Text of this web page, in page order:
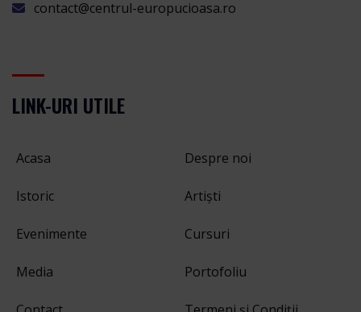
contact@centrul-europucioasa.ro
LINK-URI UTILE
Acasa Despre noi
Istoric Artiști
Evenimente Cursuri
Media Portofoliu